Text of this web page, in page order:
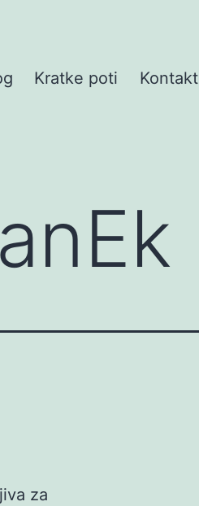
Kratke poti Kontakt
za